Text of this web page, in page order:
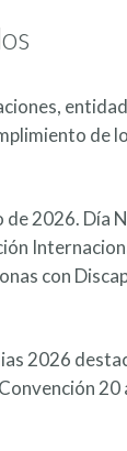
de
2026. Día
con
2026
20